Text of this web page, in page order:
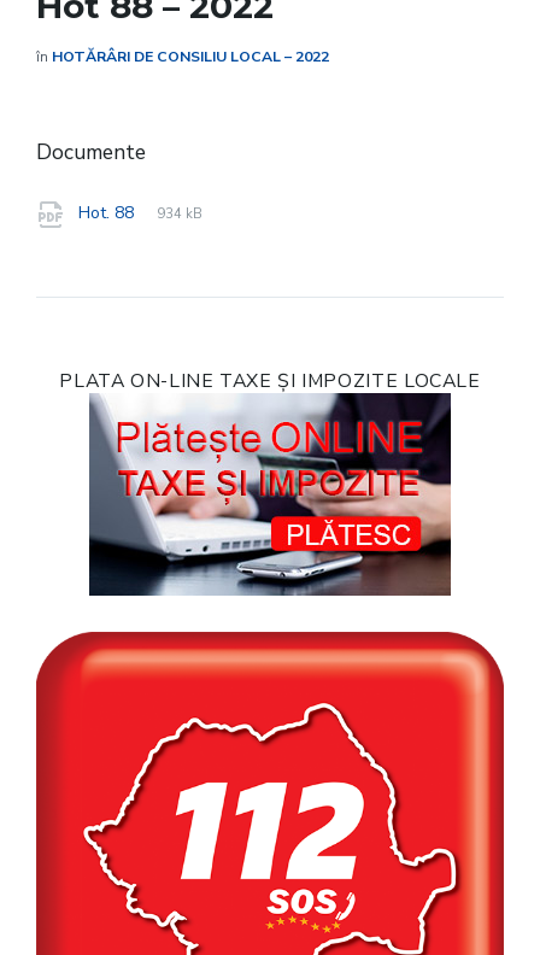
în HOTĂRÂRI DE CONSILIU LOCAL – 2022
Documente
Hot. 88
File
pdf
File
934 kB
PLATA ON-LINE TAXE ȘI IMPOZITE LOCALE